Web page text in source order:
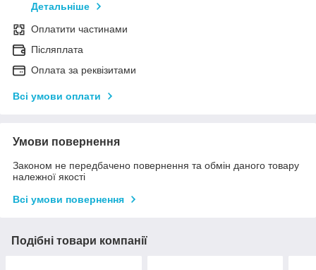
Детальніше
Оплатити частинами
Післяплата
Оплата за реквізитами
Всі умови оплати
Умови повернення
Законом не передбачено повернення та обмін даного товару
належної якості
Всі умови повернення
Подібні товари компанії